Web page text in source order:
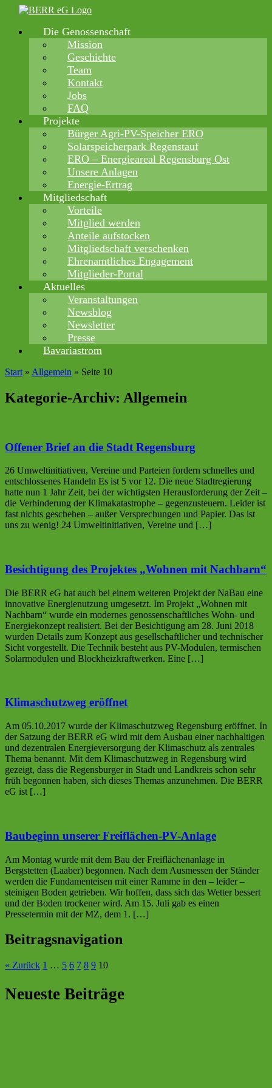
Zum
springen
Die Genossenschaft
Mission
Geschichte
Team
Kontakt
Jobs
FAQ
Projekte
Bürger Agri-PV-Speicher ERO
Solarspeicherpark Regenstauf
ERO – Energieareal Regensburg Ost
Unsere Anlagen
Energie-Ertrag
Mitgliedschaft
Vorteile
Mitglied werden
Anteile aufstocken
Mitgliedschaft verschenken
Ehrenamtliches Engagement
Mitglieder-Portal
Aktuelles
Veranstaltungen
Newsblog
Newsletter
Presse
Bavariastrom
Start » Allgemein » Seite 10
Kategorie-Archiv: Allgemein
Offener Brief an die Stadt Regensburg
26 Umweltinitiativen, Vereine und Parteien fordern schnelles und
entschlossenes Handeln Es ist 5 vor 12. Die neue Stadtregierung
hatte nun 1 Jahr Zeit, bei der wichtigsten Herausforderung der Zeit –
die Verhinderung der Klimakatastrophe – gegenzusteuern. Leider ist
fast nichts geschehen – außer Versprechungen und Papier. Das ist
uns zu wenig! 24 Umweltinitiativen, Vereine und […]
Besichtigung des Projektes „Wohnen mit Nachbarn“
Die BERR eG hat auch bei einem weiteren Projekt der NaBau eine
innovative Energienutzung umgesetzt. Im Projekt „Wohnen mit
Nachbarn“ wurde ein modernes genossenschaftliches Wohn- und
Energiekonzept realisiert. Bei der Besichtigung am 28. Juni 2018
wurden Details zum Konzept aus gesellschaftlicher und technischer
Sicht vorgestellt. Die Technik besteht aus PV-Modulen, termischen
Solarmodulen und Blockheizkraftwerken. Eine […]
Klimaschutzweg eröffnet
Am 05.10.2017 wurde der Klimaschutzweg Regensburg eröffnet. In
der Satzung der BERR eG wird mit dem Ausbau einer nachhaltigen
und dezentralen Energieversorgung der Klimaschutz als zentrales
Thema benannt. Mit dem Klimaschutzweg in Regensburg wird
gezeigt, dass die Regensburger in Stadt und Landkreis schon sehr
früh begonnen haben, sich dieses Themas anzunehmen. Die BERR
eG ist […]
Baubeginn unserer Freiflächen-PV-Anlage
Am Montag wurde mit dem Bau der Freiflächenanlage in
Bergstetten (Laaber) begonnen. Nach dem Ausmessen der Ständer
werden die Fundamenteisen mit einer Ramme in den – leider –
steinigen Boden getrieben. Wir hoffen, dass sich das Wetter bessert
und der Boden trockener wird. Am 15. Juli gab es einen
Pressetermin mit der MZ, dem 1. […]
Beitragsnavigation
« Zurück 1 … 5 6 7 8 9 10
Neueste Beiträge